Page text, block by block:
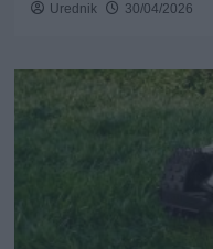
Urednik 30/04/2026